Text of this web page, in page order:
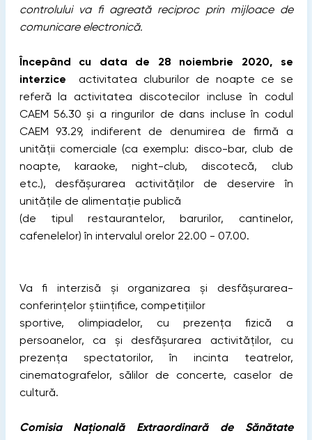
controlului va fi agreată reciproc prin mijloace de
comunicare electronică.
Începând cu data de 28 noiembrie 2020, se
interzice activitatea cluburilor de noapte ce se
referă la activitatea discotecilor incluse în codul
CAEM 56.30 şi a ringurilor de dans incluse în codul
CAEM 93.29, indiferent de denumirea de firmă a
unităţii comerciale (ca exemplu: disco-bar, club de
noapte, karaoke, night-club, discotecă, club
etc.), desfăşurarea activităţilor de deservire în
unităţile de alimentaţie publică
(de tipul restaurantelor, barurilor, cantinelor,
cafenelelor) în intervalul orelor 22.00 - 07.00.
Va fi interzisă și organizarea şi desfăşurarea-
conferinţelor ştiinţifice, competiţiilor
sportive, olimpiadelor, cu prezenţa fizică a
persoanelor, ca și desfăşurarea activităţilor, cu
prezenţa spectatorilor, în incinta teatrelor,
cinematografelor, sălilor de concerte, caselor de
cultură.
Comisia Naţională Extraordinară de Sănătate